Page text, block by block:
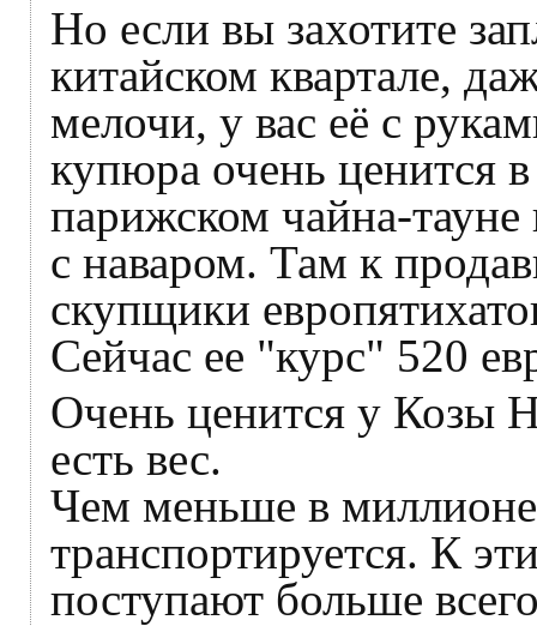
Но если вы захотите
китайском квартале,
мелочи, у вас её с
купюра очень ценится
парижском чайна-
с наваром. Там к
скупщики
Сейчас ее "курс" 520
Очень ценится у Козы
есть вес.
Чем меньше в
транспортируется. К
поступают больше